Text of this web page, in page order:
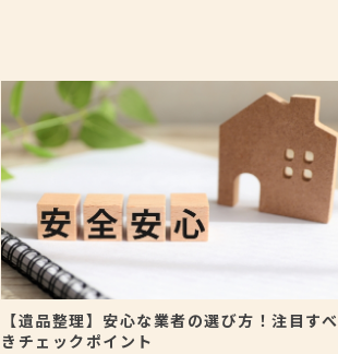
【遺品整理】安心な業者の選び方！注目すべ
きチェックポイント